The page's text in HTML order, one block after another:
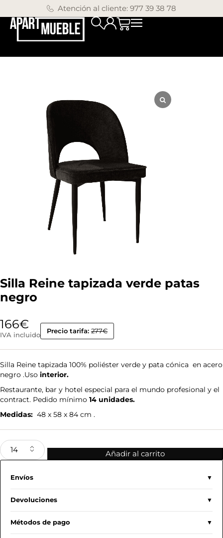
Atención al cliente: 977 39 38 78
Silla Reine tapizada verde patas
negro
166€
IVA incluido Precio tarifa: 277€
Silla Reine tapizada 100% poliéster verde y pata cónica en acero
negro .Uso interior.
Restaurante, bar y hotel especial para el mundo profesional y el
contract. Pedido mínimo 14 unidades.
Medidas: 48 x 58 x 84 cm .
Añadir al carrito
Envíos
Devoluciones
Métodos de pago